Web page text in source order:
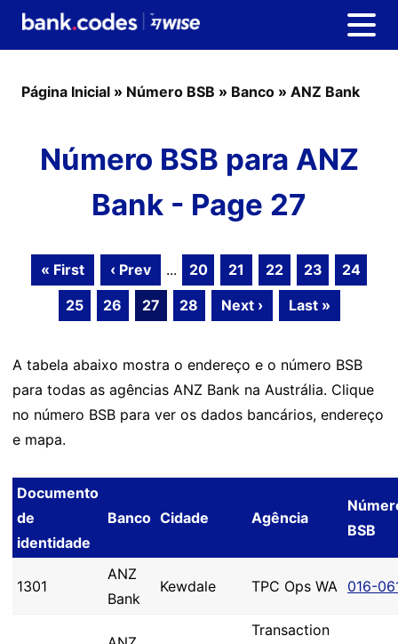
Página Inicial » Número BSB » Banco » ANZ Bank
Número BSB para ANZ
Bank - Page 27
« First ‹ Prev ... 20 21 22 23
24
25
26 27 28 Next › Last »
A tabela abaixo mostra o endereço e o número BSB
para todas as agências ANZ Bank na Austrália. Clique
no número BSB para ver os dados bancários, endereço
e mapa.
Documento
de
identidade
Banco Cidade Agência
BSB
1301
ANZ
Bank
Kewdale TPC Ops WA 016-
Transaction